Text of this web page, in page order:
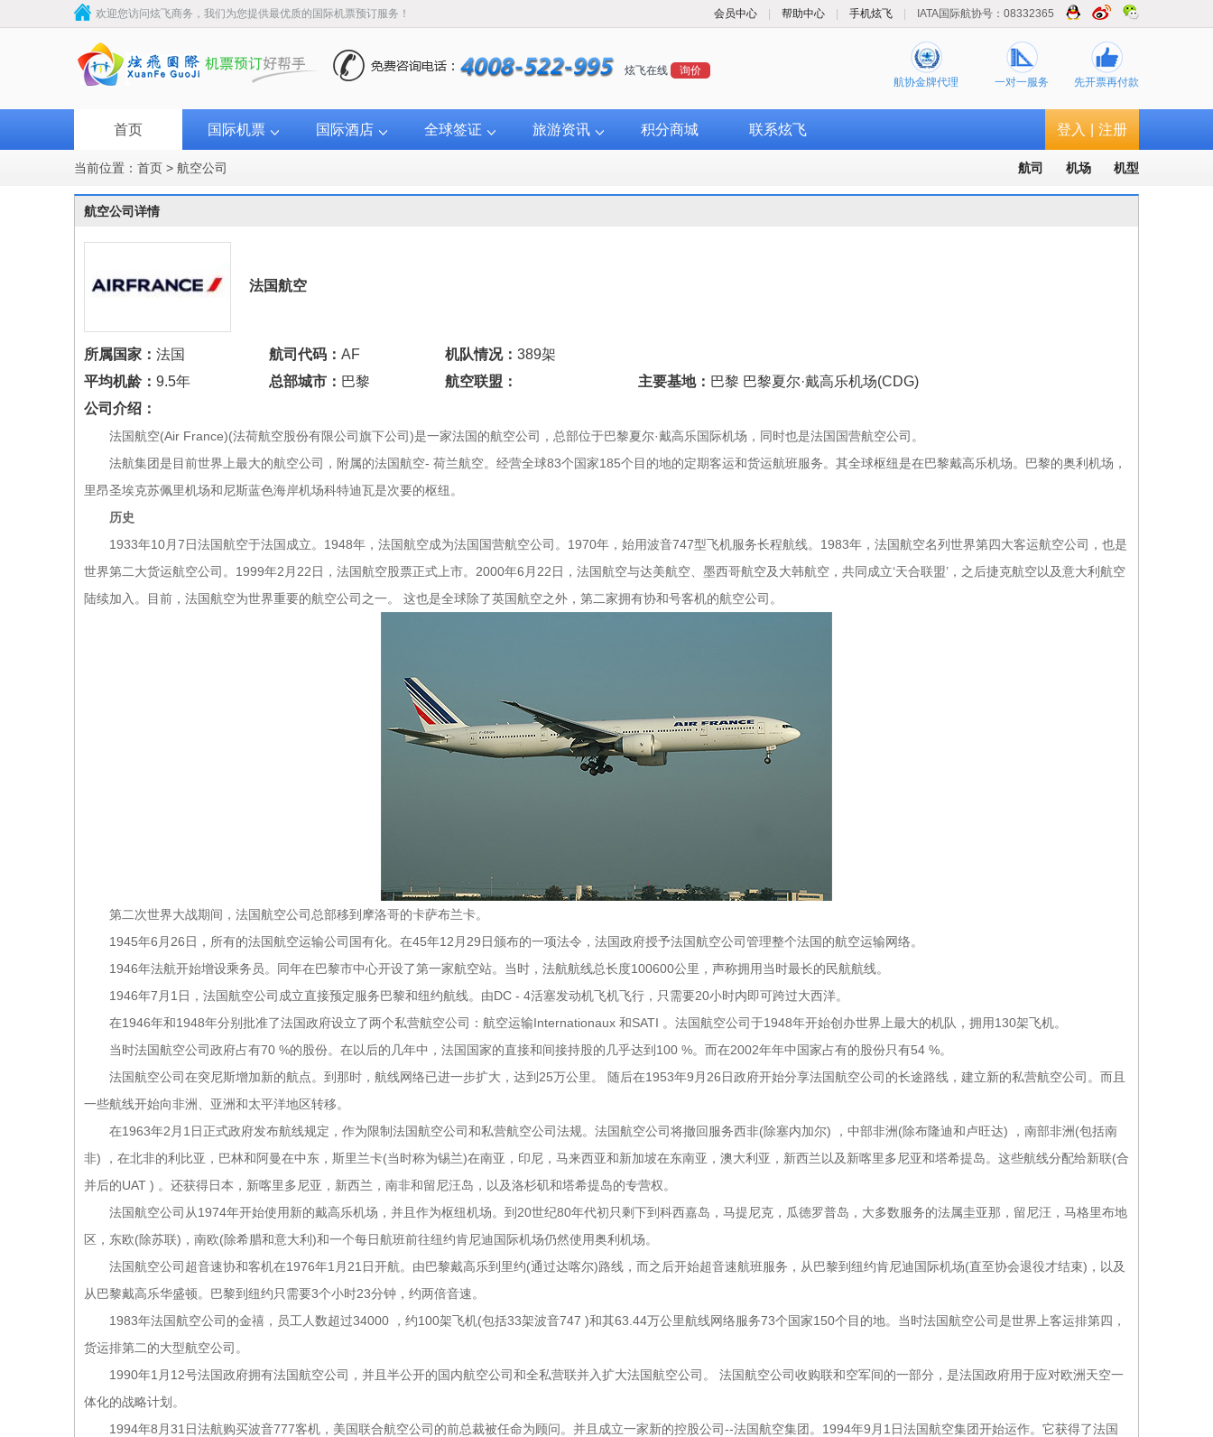
欢迎您访问炫飞商务，我们为您提供最优质的国际机票预订服务！ 会员中心 帮助中心 手机炫飞 IATA国际航协号：08332365
航协金牌代理 一对一服务 先开票再付款
炫飞在线 询价
首页 国际机票 国际酒店 全球签证 旅游资讯 积分商城 联系炫飞 登入 注册
当前位置： 首页 > 航空公司 航司 机场 机型
航空公司详情
法国航空
所属国家： 法国 航司代码： AF 机队情况： 389架
平均机龄： 9.5年 总部城市： 巴黎 航空联盟： 主要基地： 巴黎 巴黎夏尔·戴高乐机场(CDG)
公司介绍：
法国航空(Air France)(法荷航空股份有限公司旗下公司)是一家法国的航空公司，总部位于巴黎夏尔·戴高乐国际机场，同时也是法国国营航空公司。
法航集团是目前世界上最大的航空公司，附属的法国航空- 荷兰航空。经营全球83个国家185个目的地的定期客运和货运航班服务。其全球枢纽是在巴黎戴高乐机场。巴黎的奥利机场，
里昂圣埃克苏佩里机场和尼斯蓝色海岸机场科特迪瓦是次要的枢纽。
历史
1933年10月7日法国航空于法国成立。1948年，法国航空成为法国国营航空公司。1970年，始用波音747型飞机服务长程航线。1983年，法国航空名列世界第四大客运航空公司，也是
世界第二大货运航空公司。1999年2月22日，法国航空股票正式上市。2000年6月22日，法国航空与达美航空、墨西哥航空及大韩航空，共同成立‘天合联盟’，之后捷克航空以及意大利航空
陆续加入。目前，法国航空为世界重要的航空公司之一。 这也是全球除了英国航空之外，第二家拥有协和号客机的航空公司。
第二次世界大战期间，法国航空公司总部移到摩洛哥的卡萨布兰卡。
1945年6月26日，所有的法国航空运输公司国有化。在45年12月29日颁布的一项法令，法国政府授予法国航空公司管理整个法国的航空运输网络。
1946年法航开始增设乘务员。同年在巴黎市中心开设了第一家航空站。当时，法航航线总长度100600公里，声称拥用当时最长的民航航线。
1946年7月1日，法国航空公司成立直接预定服务巴黎和纽约航线。由DC - 4活塞发动机飞机飞行，只需要20小时内即可跨过大西洋。
在1946年和1948年分别批准了法国政府设立了两个私营航空公司：航空运输Internationaux 和SATI 。法国航空公司于1948年开始创办世界上最大的机队，拥用130架飞机。
当时法国航空公司政府占有70 %的股份。在以后的几年中，法国国家的直接和间接持股的几乎达到100 %。而在2002年年中国家占有的股份只有54 %。
法国航空公司在突尼斯增加新的航点。到那时，航线网络已进一步扩大，达到25万公里。 随后在1953年9月26日政府开始分享法国航空公司的长途路线，建立新的私营航空公司。而且
一些航线开始向非洲、亚洲和太平洋地区转移。
在1963年2月1日正式政府发布航线规定，作为限制法国航空公司和私营航空公司法规。法国航空公司将撤回服务西非(除塞内加尔) ，中部非洲(除布隆迪和卢旺达) ，南部非洲(包括南
非) ，在北非的利比亚，巴林和阿曼在中东，斯里兰卡(当时称为锡兰)在南亚，印尼，马来西亚和新加坡在东南亚，澳大利亚，新西兰以及新喀里多尼亚和塔希提岛。这些航线分配给新联(合
并后的UAT ) 。还获得日本，新喀里多尼亚，新西兰，南非和留尼汪岛，以及洛杉矶和塔希提岛的专营权。
法国航空公司从1974年开始使用新的戴高乐机场，并且作为枢纽机场。到20世纪80年代初只剩下到科西嘉岛，马提尼克，瓜德罗普岛，大多数服务的法属圭亚那，留尼汪，马格里布地
区，东欧(除苏联)，南欧(除希腊和意大利)和一个每日航班前往纽约肯尼迪国际机场仍然使用奥利机场。
法国航空公司超音速协和客机在1976年1月21日开航。由巴黎戴高乐到里约(通过达喀尔)路线，而之后开始超音速航班服务，从巴黎到纽约肯尼迪国际机场(直至协会退役才结束)，以及
从巴黎戴高乐华盛顿。巴黎到纽约只需要3个小时23分钟，约两倍音速。
1983年法国航空公司的金禧，员工人数超过34000 ，约100架飞机(包括33架波音747 )和其63.44万公里航线网络服务73个国家150个目的地。当时法国航空公司是世界上客运排第四，
货运排第二的大型航空公司。
1990年1月12号法国政府拥有法国航空公司，并且半公开的国内航空公司和全私营联并入扩大法国航空公司。 法国航空公司收购联和空军间的一部分，是法国政府用于应对欧洲天空一
体化的战略计划。
1994年8月31日法航购买波音777客机，美国联合航空公司的前总裁被任命为顾问。并且成立一家新的控股公司--法国航空集团。1994年9月1日法国航空集团开始运作。它获得了法国